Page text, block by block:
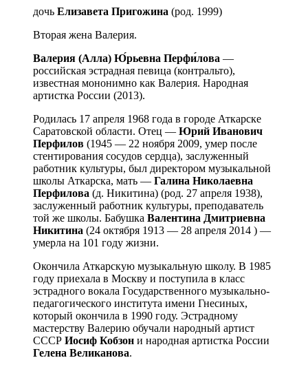
дочь Елизавета Пригожина (род. 1999)
Вторая жена Валерия.
Валерия (Алла) Ю́рьевна Перфи́лова —
российская эстрадная певица (контральто),
известная мононимно как Валерия. Народная
артистка России (2013).
Родилась 17 апреля 1968 года в городе Аткарске
Саратовской области. Отец — Юрий Иванович
Перфилов (1945 — 22 ноября 2009, умер после
стентирования сосудов сердца), заслуженный
работник культуры, был директором музыкальной
школы Аткарска, мать — Галина Николаевна
Перфилова (д. Никитина) (род. 27 апреля 1938),
заслуженный работник культуры, преподаватель
той же школы. Бабушка Валентина Дмитриевна
Никитина (24 октября 1913 — 28 апреля 2014 ) —
умерла на 101 году жизни.
Окончила Аткарскую музыкальную школу. В 1985
году приехала в Москву и поступила в класс
эстрадного вокала Государственного музыкально-
педагогического института имени Гнесиных,
который окончила в 1990 году. Эстрадному
мастерству Валерию обучали народный артист
СССР Иосиф Кобзон и народная артистка России
Гелена Великанова.